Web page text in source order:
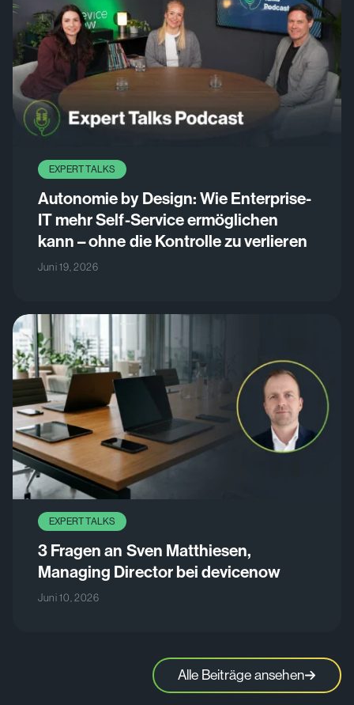
EXPERT TALKS
Autonomie by Design: Wie Enterprise-
IT mehr Self-Service ermöglichen
kann – ohne die Kontrolle zu verlieren
Juni 19, 2026
EXPERT TALKS
3 Fragen an Sven Matthiesen,
Managing Director bei devicenow
Juni 10, 2026
Alle Beiträge ansehen